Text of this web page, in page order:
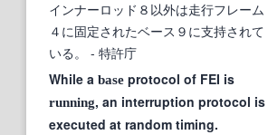
インナーロッド８以外は走行フレーム
４に固定されたベース９に支持されて
いる。
- 特許庁
While a base protocol of FEI is
running, an interruption protocol is
executed at random timing.